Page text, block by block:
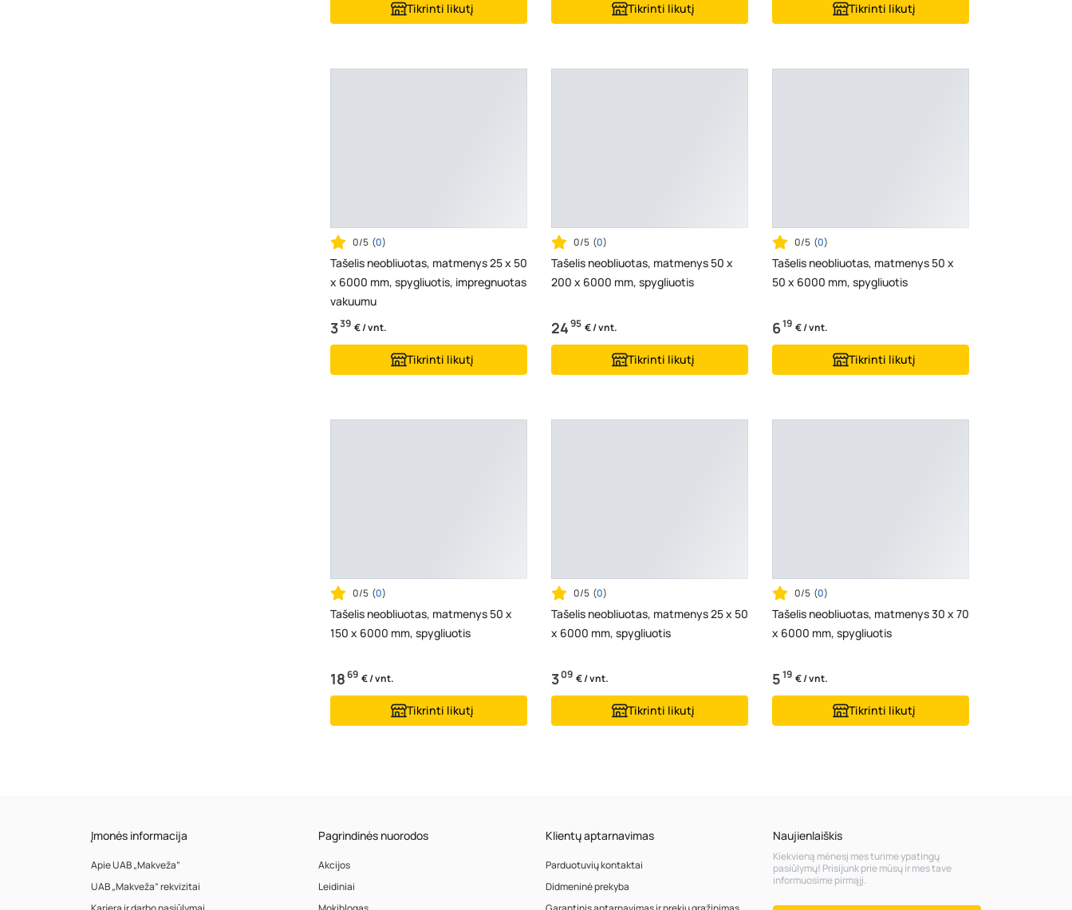
Tikrinti likutį Tikrinti likutį Tikrinti likutį
0/5 (0)
Tašelis neobliuotas, matmenys 25 x 50
x 6000 mm, spygliuotis, impregnuotas
vakuumu
339 € / vnt.
Tikrinti likutį
0/5 (0)
Tašelis neobliuotas, matmenys 50 x
200 x 6000 mm, spygliuotis
2495 € / vnt.
Tikrinti likutį
0/5 (0)
Tašelis neobliuotas, matmenys 50 x
50 x 6000 mm, spygliuotis
619 € / vnt.
Tikrinti likutį
0/5 (0)
Tašelis neobliuotas, matmenys 50 x
150 x 6000 mm, spygliuotis
1869 € / vnt.
Tikrinti likutį
0/5 (0)
Tašelis neobliuotas, matmenys 25 x 50
x 6000 mm, spygliuotis
309 € / vnt.
Tikrinti likutį
0/5 (0)
Tašelis neobliuotas, matmenys 30 x 70
x 6000 mm, spygliuotis
519 € / vnt.
Tikrinti likutį
Įmonės informacija
Apie UAB „Makveža”
UAB „Makveža” rekvizitai
Pagrindinės nuorodos
Akcijos
Leidiniai
Klientų aptarnavimas
Parduotuvių kontaktai
Didmeninė prekyba
Naujienlaiškis
Kiekvieną mėnesį mes turime ypatingų
pasiūlymų! Prisijunk prie mūsų ir mes tave
informuosime pirmąjį.